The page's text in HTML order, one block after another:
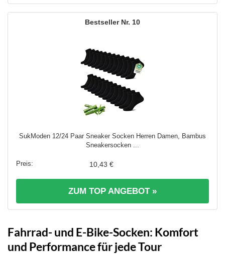
10
SukModen 12/24 Paar Sneaker Socken Herren Damen, Bambus
Sneakersocken ...
10,43 €
ZUM TOP ANGEBOT »
Fahrrad- und E-Bike-Socken: Komfort
und Performance für jede Tour